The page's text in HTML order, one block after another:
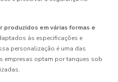
produzidos em várias formas e
às especificações e
personalização é uma das
empresas optam por tanques sob